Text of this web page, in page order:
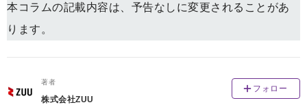
本コラムの記載内容は、予告なしに変更されることがあ
ります。
著者
株式会社ZUU
フォロー